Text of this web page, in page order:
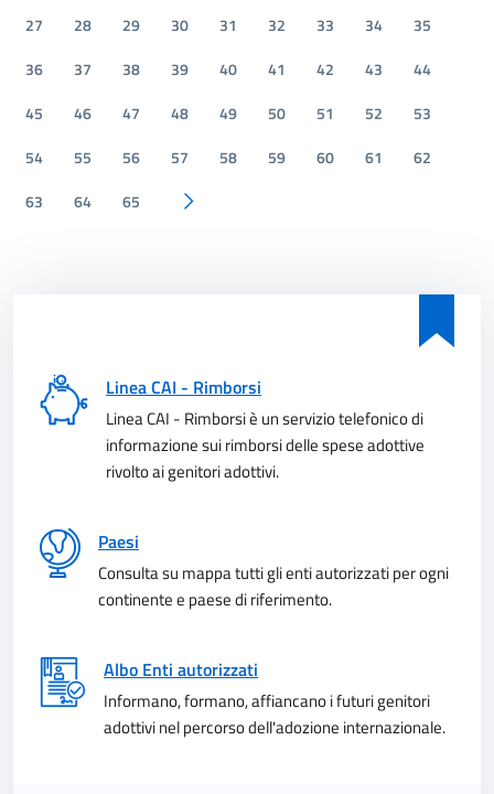
27
28 29 30 31 32 33 34
35
36
37 38 39 40 41 42 43
44
45
46 47 48 49 50 51 52
53
54
55 56 57 58 59 60 61
62
63
64 65 Pagina successiva
Linea CAI - Rimborsi
Linea CAI - Rimborsi è un servizio telefonico di
informazione sui rimborsi delle spese adottive
rivolto ai genitori adottivi.
Paesi
Consulta su mappa tutti gli enti autorizzati per ogni
continente e paese di riferimento.
Albo Enti autorizzati
Informano, formano, affiancano i futuri genitori
adottivi nel percorso dell'adozione internazionale.